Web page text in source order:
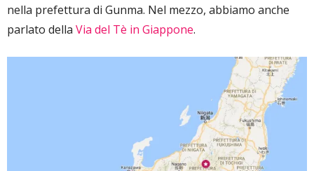
nella prefettura di Gunma. Nel mezzo, abbiamo anche
parlato della Via del Tè in Giappone.